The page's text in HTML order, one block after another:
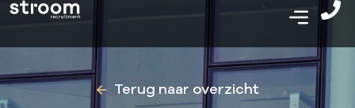
Terug naar overzicht